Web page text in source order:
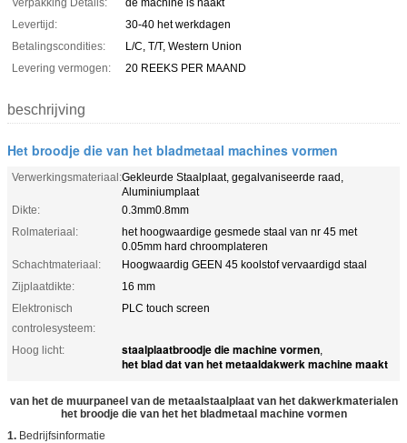
Verpakking Details:
de machine is naakt
Levertijd:
30-40 het werkdagen
Betalingscondities:
L/C, T/T, Western Union
Levering vermogen:
20 REEKS PER MAAND
beschrijving
Het broodje die van het bladmetaal machines vormen
Verwerkingsmateriaal:Gekleurde Staalplaat, gegalvaniseerde raad,
Aluminiumplaat
Dikte:
0.3mm0.8mm
Rolmateriaal:
het hoogwaardige gesmede staal van nr 45 met
0.05mm hard chroomplateren
Schachtmateriaal:
Hoogwaardig GEEN 45 koolstof vervaardigd staal
Zijplaatdikte:
16 mm
Elektronisch
controlesysteem:
PLC touch screen
Hoog licht: staalplaatbroodje die machine vormen,
het blad dat van het metaaldakwerk machine maakt
van het de muurpaneel van de metaalstaalplaat van het dakwerkmaterialen
het broodje die van het het bladmetaal machine vormen
1. Bedrijfsinformatie